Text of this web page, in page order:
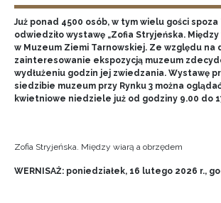
Już ponad 4500 osób, w tym wielu gości spoza
odwiedziło wystawę „Zofia Stryjeńska.
w Muzeum Ziemi Tarnowskiej. Ze względu na
zainteresowanie ekspozycją muzeum
wydłużeniu godzin jej zwiedzania. Wystawę
siedzibie muzeum przy Rynku 3 można
kwietniowe niedziele już od godziny 9.00 do
Zofia Stryjeńska. Między wiarą a obrzędem
WERNISAŻ: poniedziałek, 16 lutego 2026 r.,